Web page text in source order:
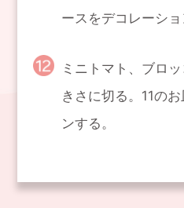
ースをデコレーショ
ミニトマト、ブロ
きさに切る。11の
ンする。